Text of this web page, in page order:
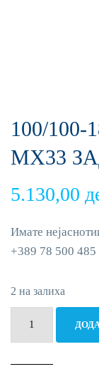
100/100-
MX33
5.130,00
Имате
+389 78 500 485
2 на залиха